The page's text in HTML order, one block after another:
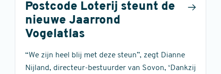
Postcode Loterij steunt de
nieuwe Jaarrond
Vogelatlas
“We zijn heel blij met deze steun”, zegt Dianne
Nijland, directeur-bestuurder van Sovon, ‘Dankzij